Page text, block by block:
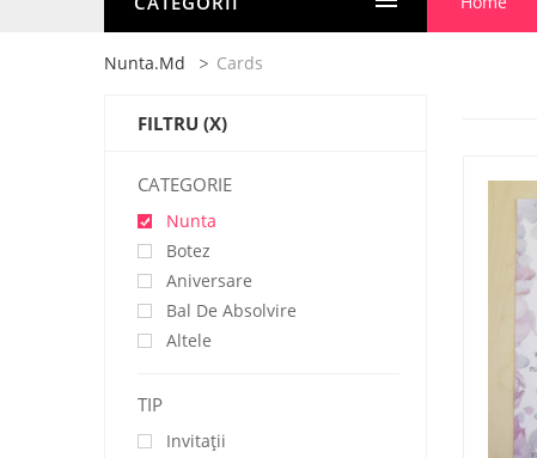
Nunta.md Cards
FILTRU (X)
CATEGORIE
Nunta
Botez
Aniversare
Bal De Absolvire
Altele
TIP
Invitații